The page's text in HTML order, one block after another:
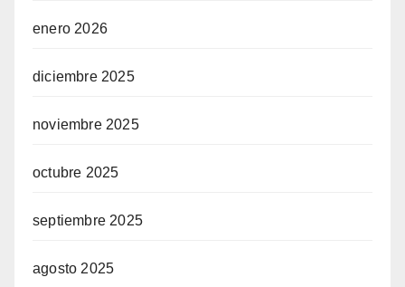
enero 2026
diciembre 2025
noviembre 2025
octubre 2025
septiembre 2025
agosto 2025